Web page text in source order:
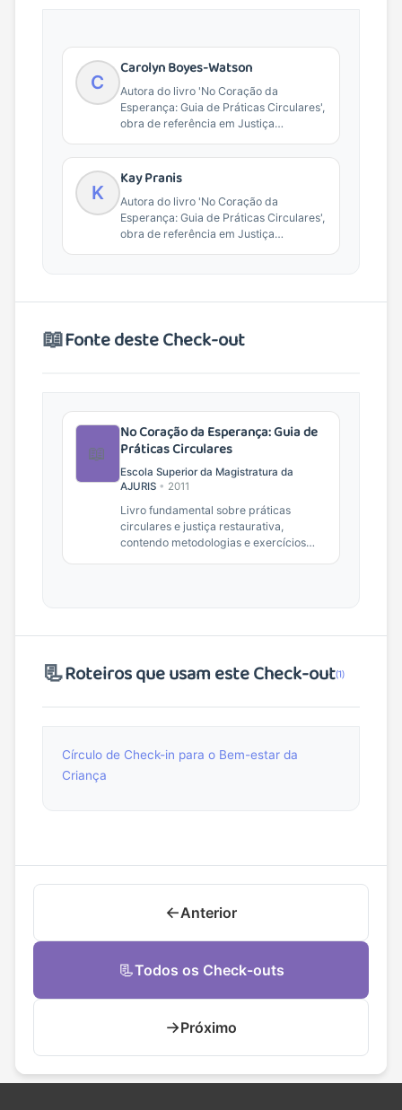
C
Carolyn Boyes-Watson
Autora do livro 'No Coração da
Esperança: Guia de Práticas Circulares',
obra de referência em Justiça
K
Kay Pranis
Autora do livro 'No Coração da
Esperança: Guia de Práticas Circulares',
obra de referência em Justiça
📖Fonte deste Check-out
📖
No Coração da Esperança: Guia de
Práticas Circulares
Escola Superior da Magistratura da
AJURIS • 2011
Livro fundamental sobre práticas
circulares e justiça restaurativa,
contendo metodologias e exercícios
📃Roteiros que usam este Check-out(1)
Círculo de Check-in para o Bem-estar da
Criança
←Anterior
📃Todos os Check-outs
→Próximo